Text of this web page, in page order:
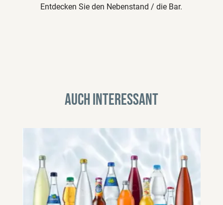
Entdecken Sie den Nebenstand / die Bar.
Auch interessant